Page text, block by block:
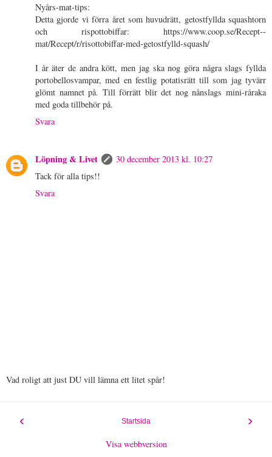
Nyårs-mat-tips:
Detta gjorde vi förra året som huvudrätt, getostfyllda squashtorn
och rispottobiffar: https://www.coop.se/Recept--
mat/Recept/r/risottobiffar-med-getostfylld-squash/
I år äter de andra kött, men jag ska nog göra några slags fyllda
portobellosvampar, med en festlig potatisrätt till som jag tyvärr
glömt namnet på. Till förrätt blir det nog nånslags mini-råraka
med goda tillbehör på.
Svara
Löpning & Livet
30 december 2013 kl. 10:27
Tack för alla tips!!
Svara
Vad roligt att just DU vill lämna ett litet spår!
‹ ›
Startsida
Visa webbversion